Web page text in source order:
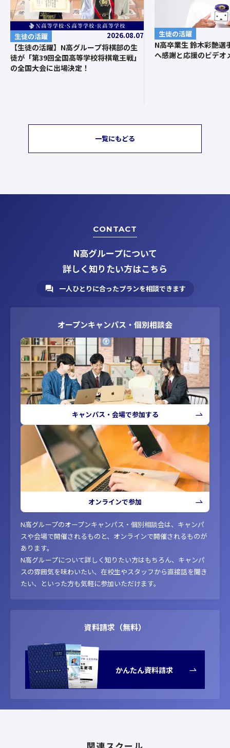
生徒の活躍 2026.08.07
【生徒の活躍】N高グループ将棋部の生
徒が「第39回全国高等学校将棋竜王戦」
の全国大会に出場決定！
生徒の活躍
N高卒業生 鈴木彩艶選
へ感謝と応援のビデオ
一覧にもどる
CONTACT
N高グループについて
詳しく知りたい方はこちら
一人ひとりに合ったプランを相談できます
オープンキャンパス・個別相談会
キャンパス・会場で参加する
オンラインで参加
N高グループのオープンキャンパス・個別相談会は、キャンパ
スや会場で開催されるものと、オンラインで開催されるものが
あります。
N高グループについて詳しく知りたい方はもちろん、キャンパ
スの雰囲気を味わいたい、在校生やスタッフから直接話を聞き
たい、といった方も気軽に参加いただけます。
資料請求（無料）
かんたん資料請求